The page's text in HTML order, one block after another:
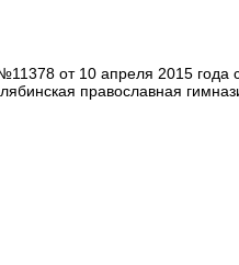
от 10 апреля 2015 года
православная